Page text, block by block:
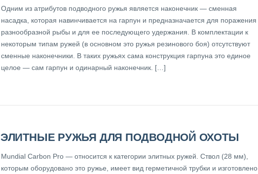
Одним из атрибутов подводного ружья является наконечник — сменная
насадка, которая навинчивается на гарпун и предназначается для поражения
разнообразной рыбы и для ее последующего удержания. В комплектации к
некоторым типам ружей (в основном это ружья резинового боя) отсутствуют
сменные наконечники. В таких ружьях сама конструкция гарпуна это единое
целое — сам гарпун и одинарный наконечник. […]
ЭЛИТНЫЕ РУЖЬЯ ДЛЯ ПОДВОДНОЙ ОХОТЫ
Mundial Carbon Pro — относится к категории элитных ружей. Ствол (28 мм),
которым оборудовано это ружье, имеет вид герметичной трубки и изготовлено